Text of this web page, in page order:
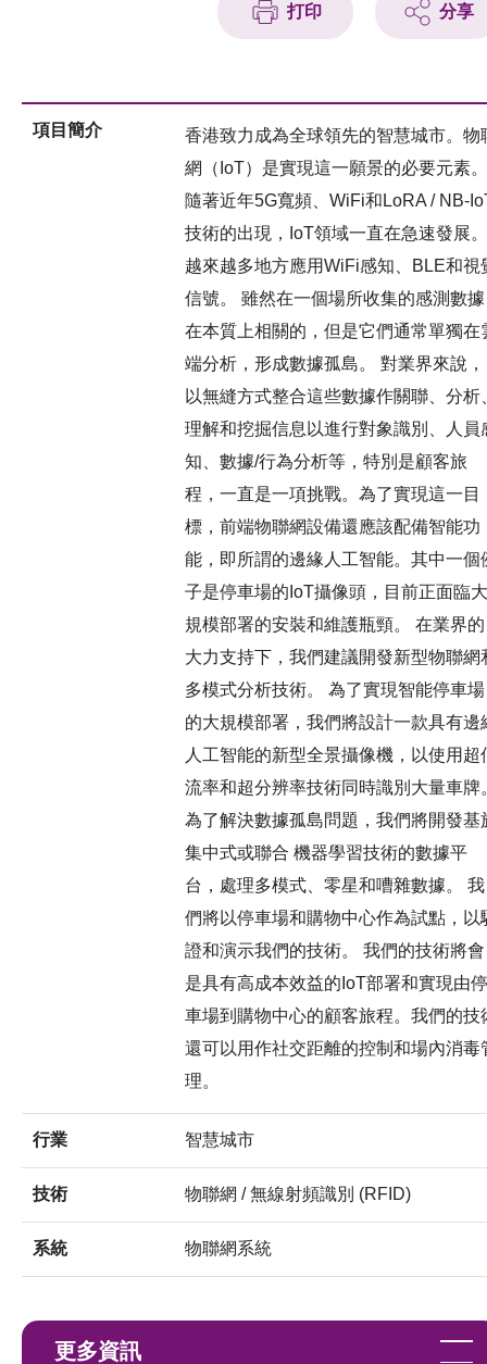
打印 分享
項目簡介
香港致力成為全球領先的智慧城市。物
網（IoT）是實現這一願景的必要元素。
隨著近年5G寬頻、WiFi和LoRA / NB-
技術的出現，IoT領域一直在急速發展。
越來越多地方應用WiFi感知、BLE和視
信號。 雖然在一個場所收集的感測數據
在本質上相關的，但是它們通常單獨在
端分析，形成數據孤島。 對業界來說，
以無縫方式整合這些數據作關聯、分析
理解和挖掘信息以進行對象識別、人員
知、數據/行為分析等，特別是顧客旅
程，一直是一項挑戰。為了實現這一目
標，前端物聯網設備還應該配備智能功
能，即所謂的邊緣人工智能。其中一個
子是停車場的IoT攝像頭，目前正面臨大
規模部署的安裝和維護瓶頸。 在業界的
大力支持下，我們建議開發新型物聯網
多模式分析技術。 為了實現智能停車場
的大規模部署，我們將設計一款具有邊
人工智能的新型全景攝像機，以使用超
流率和超分辨率技術同時識別大量車牌
為了解決數據孤島問題，我們將開發基
集中式或聯合 機器學習技術的數據平
台，處理多模式、零星和嘈雜數據。 我
們將以停車場和購物中心作為試點，以
證和演示我們的技術。 我們的技術將會
是具有高成本效益的IoT部署和實現由停
車場到購物中心的顧客旅程。我們的技
還可以用作社交距離的控制和場內消毒
理。
行業 智慧城市
技術 物聯網 / 無線射頻識別 (RFID)
系統 物聯網系統
更多資訊